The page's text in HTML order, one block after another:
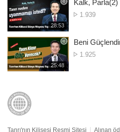
간
재
생
시
간
28:53
Kalk, Parla(2)
Gösterim
1.939
재
생
25:48
Beni
Gösterim
1.925
Tanrı'nın Kilisesi Resmi Sitesi Alınan